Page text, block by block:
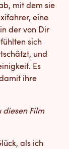
mit dem sie
eine
der von Dir
sich
und
Es
ihre
diesen Film
als ich